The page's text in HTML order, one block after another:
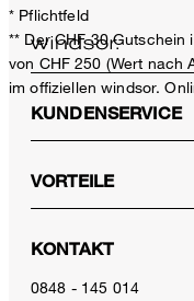
Schurwoll-Weste in Taupe
CHF 199.00
inkl. MwSt
* Pflichtfeld
** Der CHF 30
von CHF 250 (Wert nach
im offiziellen windsor.
KUNDENSERVICE
VORTEILE
KONTAKT
0848 - 145 014